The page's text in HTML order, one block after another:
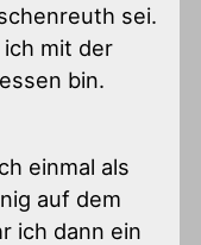
sei.
ich mit der
bin.
einmal als
auf dem
ich dann ein